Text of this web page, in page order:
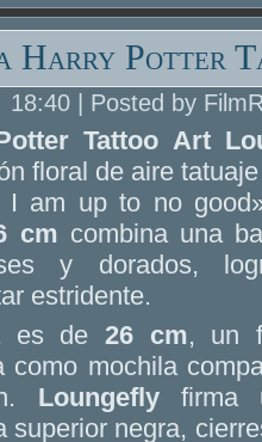
Harry Potter
18:40 | Posted by
Tattoo Art
floral de aire
I am up to no
cm combina una
y dorados,
estridente.
es de 26 cm, un
como mochila
Loungeflyfirma
superior negra,